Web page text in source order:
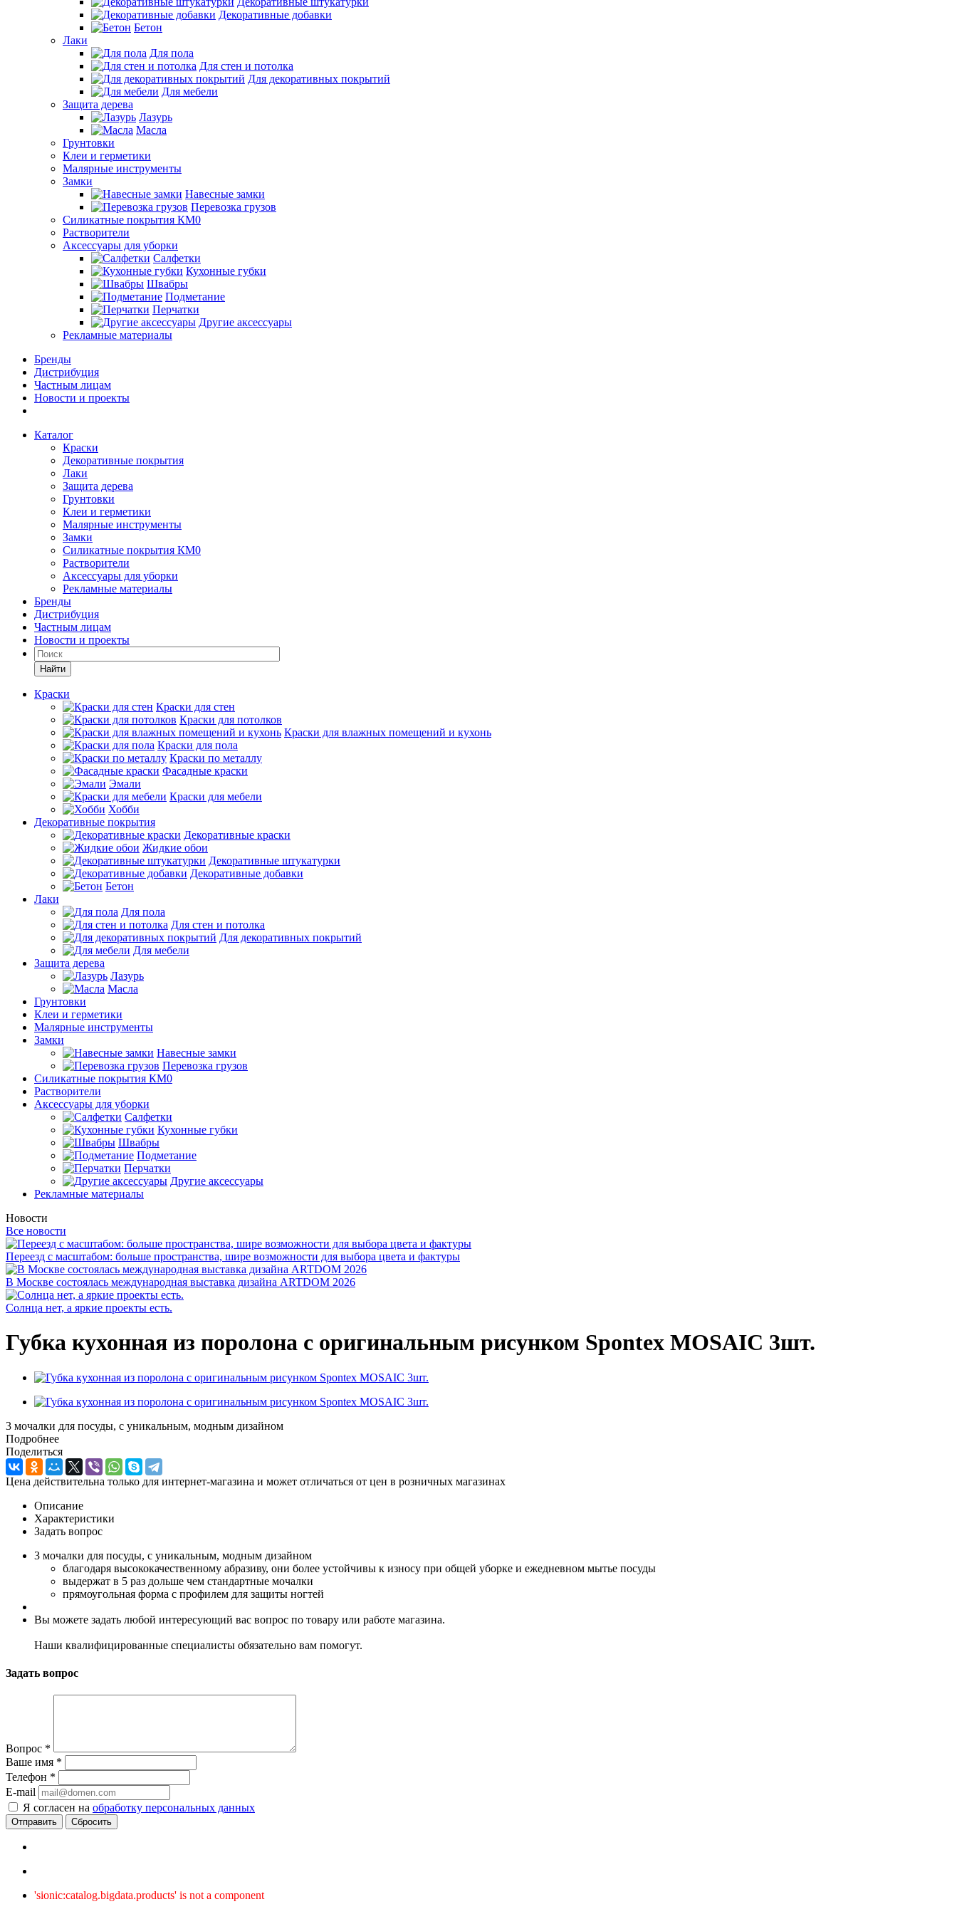
Декоративные добавки
Бетон
Лаки
Для пола
Для стен и потолка
Для декоративных покрытий
Для мебели
Защита дерева
Лазурь
Масла
Грунтовки
Клеи и герметики
Малярные инструменты
Замки
Навесные замки
Перевозка грузов
Силикатные покрытия КМ0
Растворители
Аксессуары для уборки
Салфетки
Кухонные губки
Швабры
Подметание
Перчатки
Другие аксессуары
Рекламные материалы
Бренды
Дистрибуция
Частным лицам
Новости и проекты
Каталог
Краски
Декоративные покрытия
Лаки
Защита дерева
Грунтовки
Клеи и герметики
Малярные инструменты
Замки
Силикатные покрытия КМ0
Растворители
Аксессуары для уборки
Рекламные материалы
Бренды
Дистрибуция
Частным лицам
Новости и проекты
Найти
Краски
Краски для стен
Краски для потолков
Краски для влажных помещений и кухонь
Краски для пола
Краски по металлу
Фасадные краски
Эмали
Краски для мебели
Хобби
Декоративные покрытия
Декоративные краски
Жидкие обои
Декоративные штукатурки
Декоративные добавки
Бетон
Лаки
Для пола
Для стен и потолка
Для декоративных покрытий
Для мебели
Защита дерева
Лазурь
Масла
Грунтовки
Клеи и герметики
Малярные инструменты
Замки
Навесные замки
Перевозка грузов
Силикатные покрытия КМ0
Растворители
Аксессуары для уборки
Салфетки
Кухонные губки
Швабры
Подметание
Перчатки
Другие аксессуары
Рекламные материалы
Новости
Все новости
Переезд с масштабом: больше пространства, шире возможности для выбора цвета и фактуры
В Москве состоялась международная выставка дизайна ARTDOM 2026
Солнца нет, а яркие проекты есть.
Губка кухонная из поролона с оригинальным рисунком Spontex MOSAIC 3шт.
3 мочалки для посуды, с уникальным, модным дизайном
Подробнее
Поделиться
Цена действительна только для интернет-магазина и может отличаться от цен в розничных магазинах
Описание
Характеристики
Задать вопрос
3 мочалки для посуды, с уникальным, модным дизайном
благодаря высококачественному абразиву, они более устойчивы к износу при общей уборке и ежедневном мытье посуды
выдержат в 5 раз дольше чем стандартные мочалки
прямоугольная форма с профилем для защиты ногтей
Вы можете задать любой интересующий вас вопрос по товару или работе магазина.
Наши квалифицированные специалисты обязательно вам помогут.
Задать вопрос
Вопрос *
Ваше имя *
Телефон *
E-mail
Я согласен на обработку персональных данных
Сбросить
'sionic:catalog.bigdata.products' is not a component